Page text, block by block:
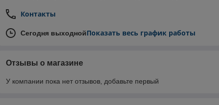
Контакты
Сегодня выходнойПоказать весь график работы
Отзывы о магазине
У компании пока нет отзывов, добавьте первый